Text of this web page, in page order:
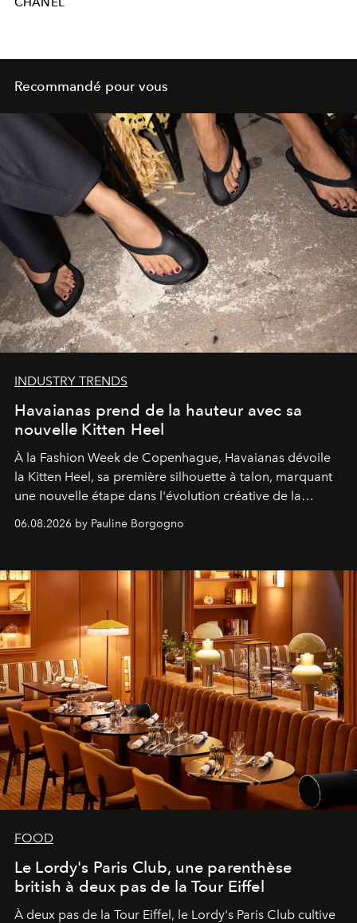
Recommandé pour vous
INDUSTRY TRENDS
Havaianas prend de la hauteur avec sa
nouvelle Kitten Heel
À la Fashion Week de Copenhague, Havaianas dévoile
la Kitten Heel, sa première silhouette à talon, marquant
une nouvelle étape dans l'évolution créative de la
06.08.2026 by Pauline Borgogno
FOOD
Le Lordy's Paris Club, une parenthèse
british à deux pas de la Tour Eiffel
À deux pas de la Tour Eiffel, le Lordy's Paris Club cultive